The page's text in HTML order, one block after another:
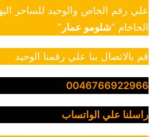
علي رقم الخاص والوحيد للساحر
الحاخام “شلومو عمار ”
قم بالاتصال بنا علي رقمنا الوحيد
0046766922966
راسلنا علي الواتساب